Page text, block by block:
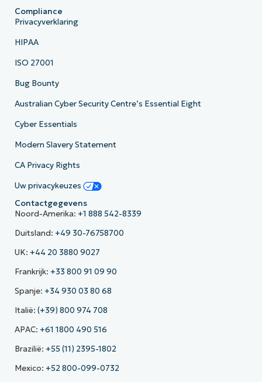
Compliance
Privacyverklaring
HIPAA
ISO 27001
Bug Bounty
Australian Cyber Security Centre’s Essential Eight
Cyber Essentials
Modern Slavery Statement
CA Privacy Rights
Uw privacykeuzes
Contactgegevens
Noord-Amerika: +1 888 542-8339
Duitsland: +49 30-76758700
UK: +44 20 3880 9027
Frankrijk: +33 800 91 09 90
Spanje: +34 930 03 80 68
Italië: (+39) 800 974 708
APAC: +61 1800 490 516
Brazilië: +55 (11) 2395-1802
Mexico: +52 800-099-0732